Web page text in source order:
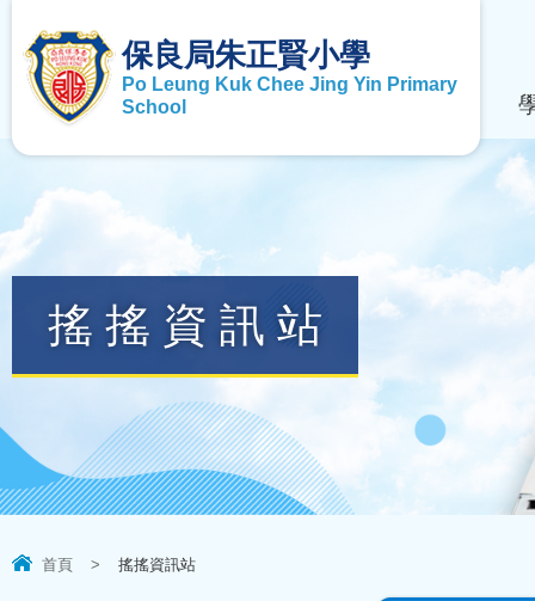
保良局朱正賢小學
Po Leung Kuk Chee Jing Yin Primary
School
搖搖資訊站
首頁 > 搖搖資訊站